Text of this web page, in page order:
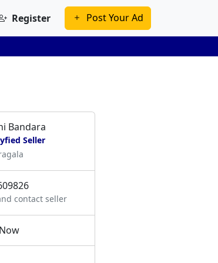
Register Post Your Ad
Bandara
Seller
contact seller